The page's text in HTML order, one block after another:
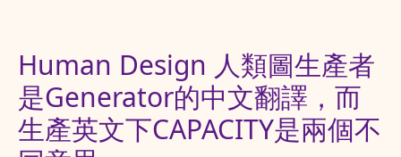
Human Design 人類圖生產者
是Generator的中文翻譯，而
生產英文下CAPACITY是兩個不